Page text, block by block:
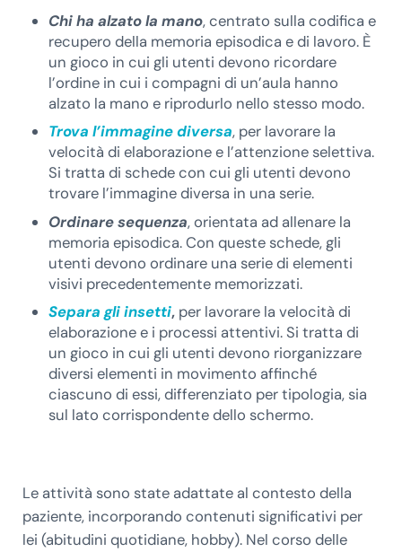
Chi ha alzato la mano, centrato sulla codifica e
recupero della memoria episodica e di lavoro. È
un gioco in cui gli utenti devono ricordare
l’ordine in cui i compagni di un’aula hanno
alzato la mano e riprodurlo nello stesso modo.
Trova l’immagine diversa, per lavorare la
velocità di elaborazione e l’attenzione selettiva.
Si tratta di schede con cui gli utenti devono
trovare l’immagine diversa in una serie.
Ordinare sequenza, orientata ad allenare la
memoria episodica. Con queste schede, gli
utenti devono ordinare una serie di elementi
visivi precedentemente memorizzati.
Separa gli insetti, per lavorare la velocità di
elaborazione e i processi attentivi. Si tratta di
un gioco in cui gli utenti devono riorganizzare
diversi elementi in movimento affinché
ciascuno di essi, differenziato per tipologia, sia
sul lato corrispondente dello schermo.
Le attività sono state adattate al contesto della
paziente, incorporando contenuti significativi per
lei (abitudini quotidiane, hobby). Nel corso delle